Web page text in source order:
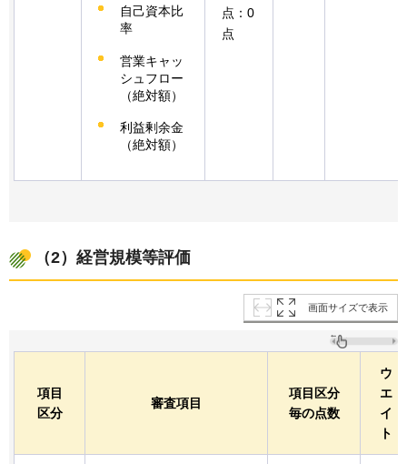
自己資本比
率
営業キャッ
シュフロー
（絶対額）
利益剰余金
（絶対額）
点：0
点
（2）経営規模等評価
画面サイズで表示
項目
区分
審査項目
項目区分
毎の点数
ウ
エ
イ
ト